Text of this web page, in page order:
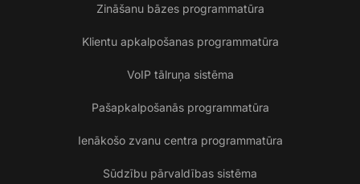
Zināšanu bāzes programmatūra
Klientu apkalpošanas programmatūra
VoIP tālruņa sistēma
Pašapkalpošanās programmatūra
Ienākošo zvanu centra programmatūra
Sūdzību pārvaldības sistēma